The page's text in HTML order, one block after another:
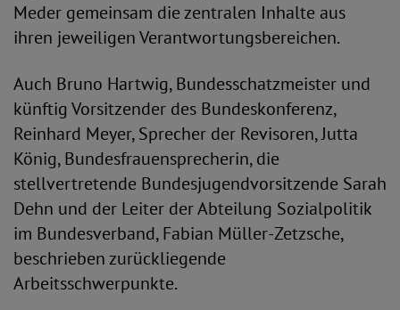
Meder gemeinsam die zentralen Inhalte aus
ihren jeweiligen Verantwortungsbereichen.
Auch Bruno Hartwig, Bundesschatzmeister und
künftig Vorsitzender des Bundeskonferenz,
Reinhard Meyer, Sprecher der Revisoren, Jutta
König, Bundesfrauensprecherin, die
stellvertretende Bundesjugendvorsitzende Sarah
Dehn und der Leiter der Abteilung Sozialpolitik
im Bundesverband, Fabian Müller-Zetzsche,
beschrieben zurückliegende
Arbeitsschwerpunkte.